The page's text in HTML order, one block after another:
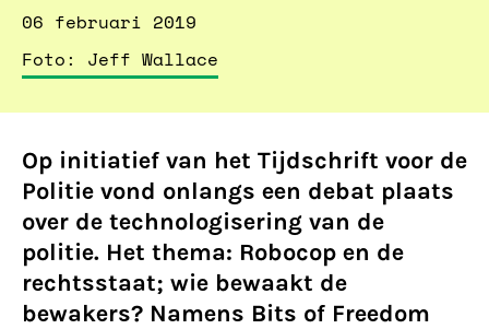
06 februari 2019
Foto: Jeff Wallace
Op initiatief van het Tijdschrift voor de
Politie vond onlangs een debat plaats
over de technologisering van de
politie. Het thema: Robocop en de
rechtsstaat; wie bewaakt de
bewakers? Namens Bits of Freedom